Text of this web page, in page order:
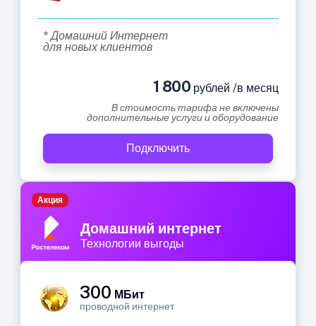
* Домашний Интернет
для новых клиентов
1 800 рублей /в месяц
В стоимость тарифа не включены
дополнительные услуги и оборудование
Подключить
Домашний интернет
Технологии выгоды
Акция
300 МБит
проводной интернет